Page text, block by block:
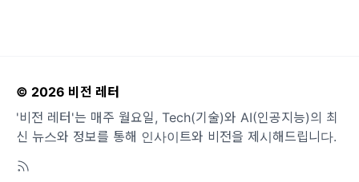
© 2026 비전 레터
'비전 레터'는 매주 월요일, Tech(기술)와 AI(인공지능)의 최
신 뉴스와 정보를 통해 인사이트와 비전을 제시해드립니다.